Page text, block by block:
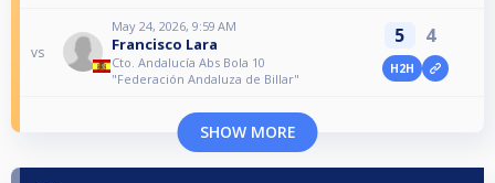
vs
May 24, 2026, 9:59 AM
Francisco Lara
Cto. Andalucía Abs Bola 10
"Federación Andaluza de Billar"
5 4
H2H
SHOW MORE